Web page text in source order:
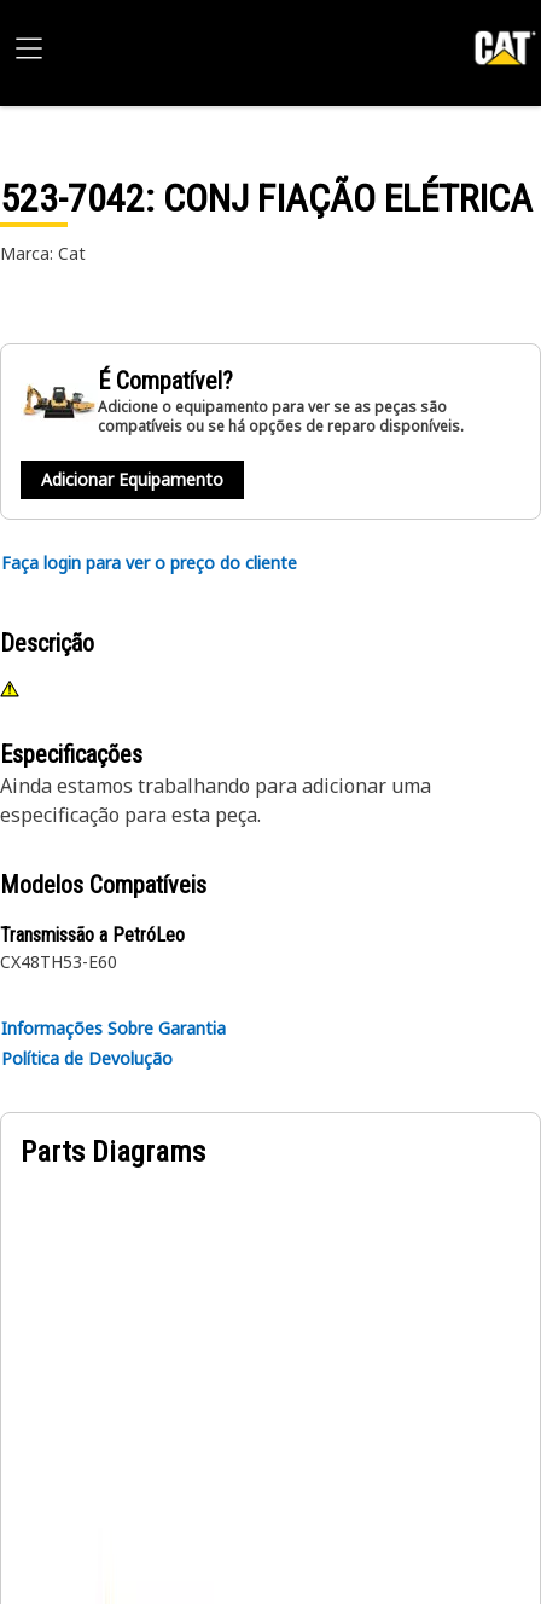
523-7042: CONJ FIAÇÃO ELÉTRICA
Marca: Cat
É Compatível?
Adicione o equipamento para ver se as peças são
compatíveis ou se há opções de reparo disponíveis.
Adicionar Equipamento
Faça login para ver o preço do cliente
Descrição
Especificações
Ainda estamos trabalhando para adicionar uma
especificação para esta peça.
Modelos Compatíveis
Transmissão a PetróLeo
CX48TH53-E60
Informações Sobre Garantia
Política de Devolução
Parts Diagrams